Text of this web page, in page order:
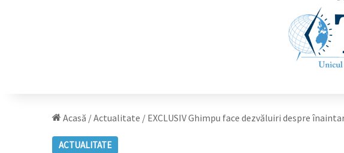
Acasă /Actualitate / EXCLUSIV Ghimpu face dezvăluiri despre
ACTUALITATE